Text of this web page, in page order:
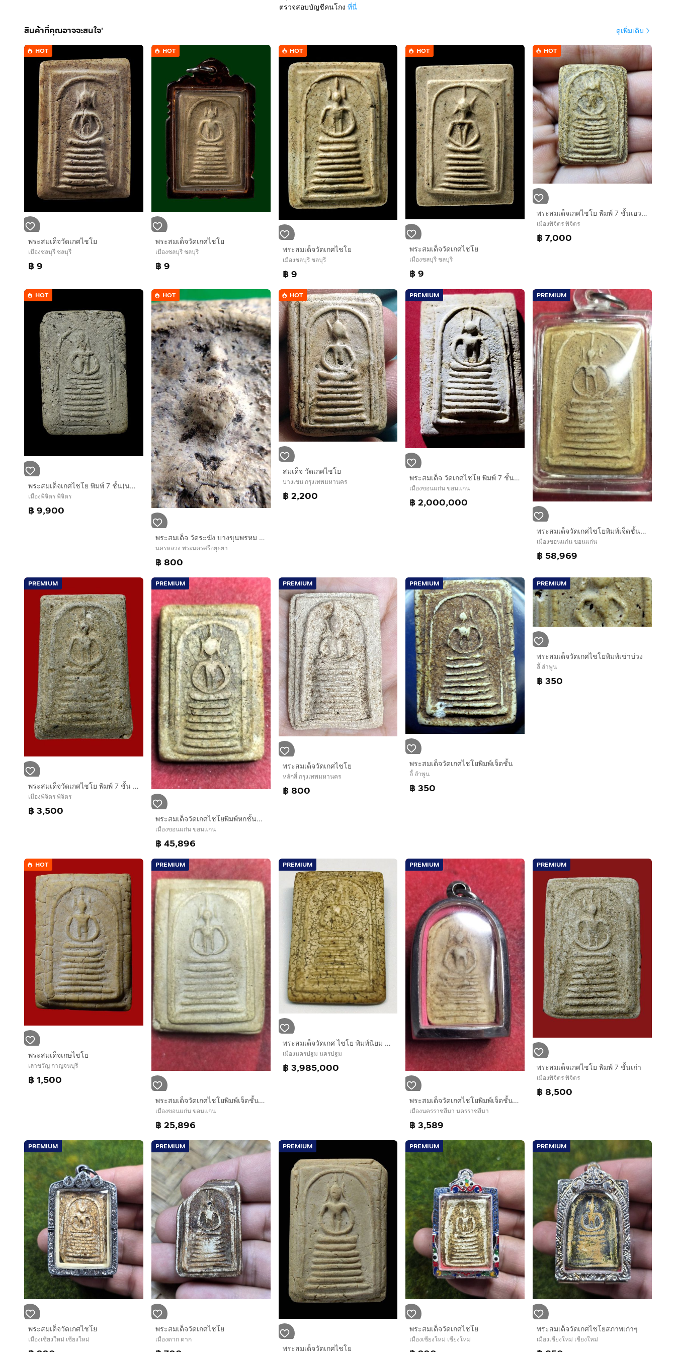
ตรวจสอบบัญชีคนโกง ที่นี่
สินค้าที่คุณอาจจะสนใจ' ดูเพิ่มเติม
HOT
พระสมเด็จวัดเกศไชโย
เมืองชลบุรี ชลบุรี
฿ 9
HOT
พระสมเด็จวัดเกศไชโย
เมืองชลบุรี ชลบุรี
฿ 9
HOT
พระสมเด็จวัดเกศไชโย
เมืองชลบุรี ชลบุรี
฿ 9
HOT
พระสมเด็จวัดเกศไชโย
เมืองชลบุรี ชลบุรี
฿ 9
HOT
พระสมเด็จเกศไชโย พืมพ์ 7 ชั้นเอวกว้าง
เมืองพิจิตร พิจิตร
฿ 7,000
HOT
พระสมเด็จเกศไชโย พิมพ์ 7 ชั้น(นอกพิมพ์)
เมืองพิจิตร พิจิตร
฿ 9,900
HOT
พระสมเด็จ วัดระฆัง บางขุนพรหม วัดเกศไชโย หลวงปู่ภู หลวงปู่นาค
นครหลวง พระนครศรีอยุธยา
฿ 800
HOT
สมเด็จ วัดเกศไชโย
บางเขน กรุงเทพมหานคร
฿ 2,200
PREMIUM
พระสมเด็จ วัดเกศไชโย พิมพ์ 7 ชั้น นิยม
เมืองขอนแก่น ขอนแก่น
฿ 2,000,000
PREMIUM
พระสมเด็จวัดเกศไชโยพิมพ์เจ็ดชั้นเนื้อผงพุทธคุณ
เมืองขอนแก่น ขอนแก่น
฿ 58,969
PREMIUM
พระสมเด็จวัดเกศไชโย พิมพ์ 7 ชั้น เนื้อเก่ามาก ค่ะ
เมืองพิจิตร พิจิตร
฿ 3,500
PREMIUM
พระสมเด็จวัดเกศไชโยพิมพ์หกชั้นอกตันท้องร่องตลอด
เมืองขอนแก่น ขอนแก่น
฿ 45,896
PREMIUM
พระสมเด็จวัดเกศไชโย
หลักสี่ กรุงเทพมหานคร
฿ 800
PREMIUM
พระสมเด็จวัดเกศไชโยพิมพ์เจ็ดชั้น
ลี้ ลำพูน
฿ 350
PREMIUM
พระสมเด็จวัดเกศไชโยพิมพ์เข่าบ่วง
ลี้ ลำพูน
฿ 350
HOT
พระสมเด็จเกษไชโย
เลาขวัญ กาญจนบุรี
฿ 1,500
PREMIUM
พระสมเด็จวัดเกศไชโยพิมพ์เจ็ดชั้นนิยม
เมืองขอนแก่น ขอนแก่น
฿ 25,896
PREMIUM
พระสมเด็จวัดเกศ ไชโย พิมพ์นิยม อกร่อง 7 ชั้น
เมืองนครปฐม นครปฐม
฿ 3,985,000
PREMIUM
พระสมเด็จวัดเกศไชโยพิมพ์เจ็ดชั้นอกตันท้องร่อง
เมืองนครราชสีมา นครราชสีมา
฿ 3,589
PREMIUM
พระสมเด็จเกศไชโย พิมพ์ 7 ชั้นเก่า
เมืองพิจิตร พิจิตร
฿ 8,500
PREMIUM
พระสมเด็จวัดเกศไชโย
เมืองเชียงใหม่ เชียงใหม่
PREMIUM
พระสมเด็จวัดเกศไชโย
เมืองตาก ตาก
PREMIUM
พระสมเด็จวัดเกศไชโย
PREMIUM
พระสมเด็จวัดเกศไชโย
เมืองเชียงใหม่ เชียงใหม่
PREMIUM
พระสมเด็จวัดเกศไชโยสภาพเก่าๆ
เมืองเชียงใหม่ เชียงใหม่